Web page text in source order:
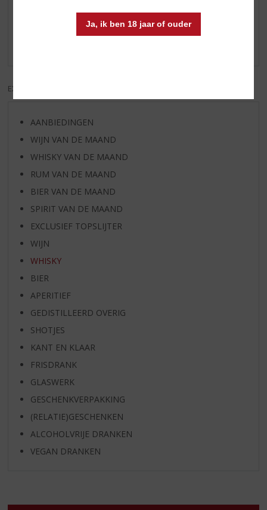
Ja, ik ben 18 jaar of ouder
Schrijf een review
EXCL. BTW
AANBIEDINGEN
WIJN VAN DE MAAND
WHISKY VAN DE MAAND
RUM VAN DE MAAND
BIER VAN DE MAAND
SPIRIT VAN DE MAAND
EXCLUSIEF TOPSLIJTER
WIJN
WHISKY
BIER
APERITIEF
GEDISTILLEERD OVERIG
SHOTJES
KANT EN KLAAR
FRISDRANK
GLASWERK
GESCHENKVERPAKKING
(RELATIE)GESCHENKEN
ALCOHOLVRIJE DRANKEN
VEGAN DRANKEN